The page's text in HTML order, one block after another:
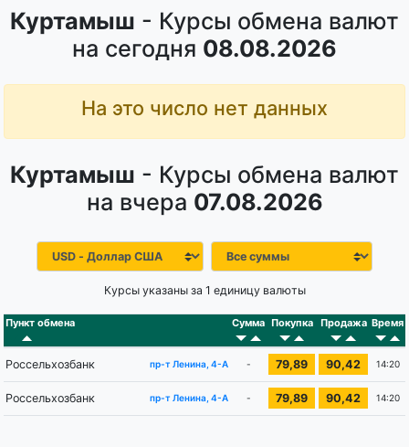
Куртамыш - Курсы обмена валют
на сегодня 08.08.2026
На это число нет данных
Куртамыш - Курсы обмена валют
на вчера 07.08.2026
Курсы указаны за 1 единицу валюты
Пункт обмена Сумма Покупка Продажа Время
Россельхозбанк пр-т Ленина, 4-А - 79,89 90,42 14:20
Россельхозбанк пр-т Ленина, 4-А - 79,89 90,42 14:20